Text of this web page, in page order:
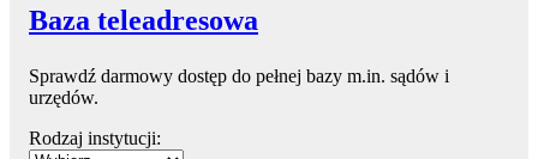
Baza teleadresowa
Sprawdź darmowy dostęp do pełnej bazy m.in. sądów i
urzędów.
Rodzaj instytucji: